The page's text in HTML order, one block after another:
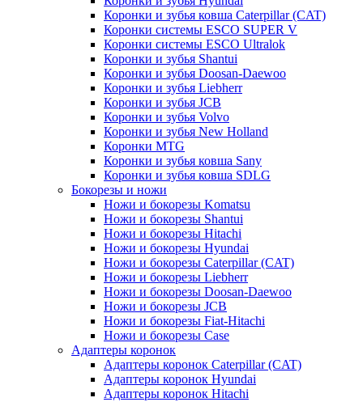
Коронки и зубья ковша Caterpillar (CAT)
Коронки системы ESCO SUPER V
Коронки системы ESCO Ultralok
Коронки и зубья Shantui
Коронки и зубья Doosan-Daewoo
Коронки и зубья Liebherr
Коронки и зубья JCB
Коронки и зубья Volvo
Коронки и зубья New Holland
Коронки MTG
Коронки и зубья ковша Sany
Коронки и зубья ковша SDLG
Бокорезы и ножи
Ножи и бокорезы Komatsu
Ножи и бокорезы Shantui
Ножи и бокорезы Hitachi
Ножи и бокорезы Hyundai
Ножи и бокорезы Caterpillar (CAT)
Ножи и бокорезы Liebherr
Ножи и бокорезы Doosan-Daewoo
Ножи и бокорезы JCB
Ножи и бокорезы Fiat-Hitachi
Ножи и бокорезы Case
Адаптеры коронок
Адаптеры коронок Caterpillar (CAT)
Адаптеры коронок Hyundai
Адаптеры коронок Hitachi